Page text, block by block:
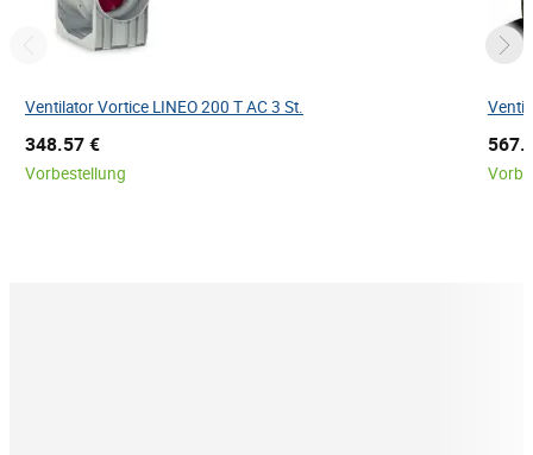
Ventilator Vortice LINEO 200 T AC 3 St.
348.57 €
Vorbestellung